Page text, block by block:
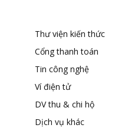
Thư viện kiến thức
Cổng thanh toán
Tin công nghệ
Ví điện tử
DV thu & chi hộ
Dịch vụ khác